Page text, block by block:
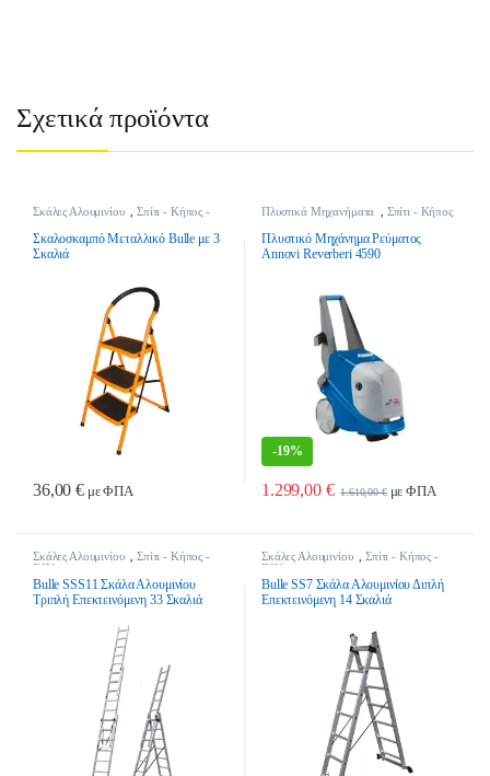
Σχετικά προϊόντα
Σκάλες Αλουμινίου
Σπίτι - Κήπος -
Σκαλοσκαμπό Μεταλλικό Bulle με 3
Σκαλιά
36,00€ με ΦΠΑ
Πλυστικά Μηχανήματα
Σπίτι - Κήπος
Πλυστικό Μηχάνημα Ρεύματος
Annovi Reverberi 4590
-19%
1.299,00 € 1.610,00€με ΦΠΑ
Σκάλες Αλουμινίου
Σπίτι - Κήπος -
DIY
Bulle SSS11 Σκάλα Αλουμινίου
Τριπλή Επεκτεινόμενη 33 Σκαλιά
Σκάλες Αλουμινίου
Σπίτι - Κήπος -
DIY
Bulle SS7 Σκάλα Αλουμινίου Διπλή
Επεκτεινόμενη 14 Σκαλιά